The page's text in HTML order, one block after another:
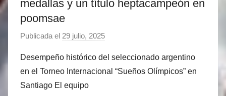
medallas y un título heptacampeón en
poomsae
Publicada el 29 julio, 2025
r
M
Desempeño histórico del seleccionado argentino
en el Torneo Internacional “Sueños Olímpicos” en
Santiago El equipo